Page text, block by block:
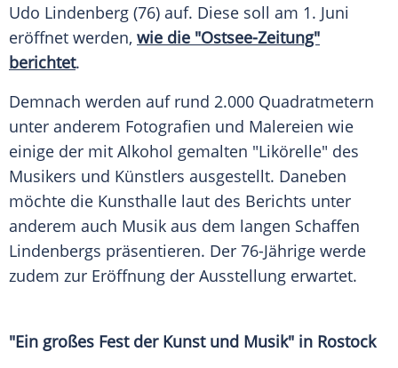
Udo Lindenberg (76) auf. Diese soll am 1. Juni
eröffnet werden, wie die "Ostsee-Zeitung"
berichtet.
Demnach werden auf rund 2.000 Quadratmetern
unter anderem Fotografien und Malereien wie
einige der mit Alkohol gemalten "Likörelle" des
Musikers und Künstlers ausgestellt. Daneben
möchte die Kunsthalle laut des Berichts unter
anderem auch Musik aus dem langen Schaffen
Lindenbergs präsentieren. Der 76-Jährige werde
zudem zur Eröffnung der Ausstellung erwartet.
"Ein großes Fest der Kunst und Musik" in Rostock